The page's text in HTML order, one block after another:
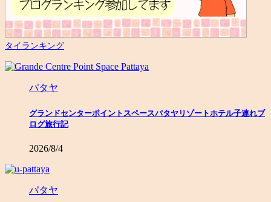
タイランキング
パタヤ
グランドセンターポイントスペースパタヤリゾートホテル子連れブ
ログ旅行記
2026/8/4
パタヤ